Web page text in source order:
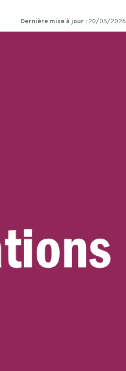
Dernière mise à jour : 20/05/2026